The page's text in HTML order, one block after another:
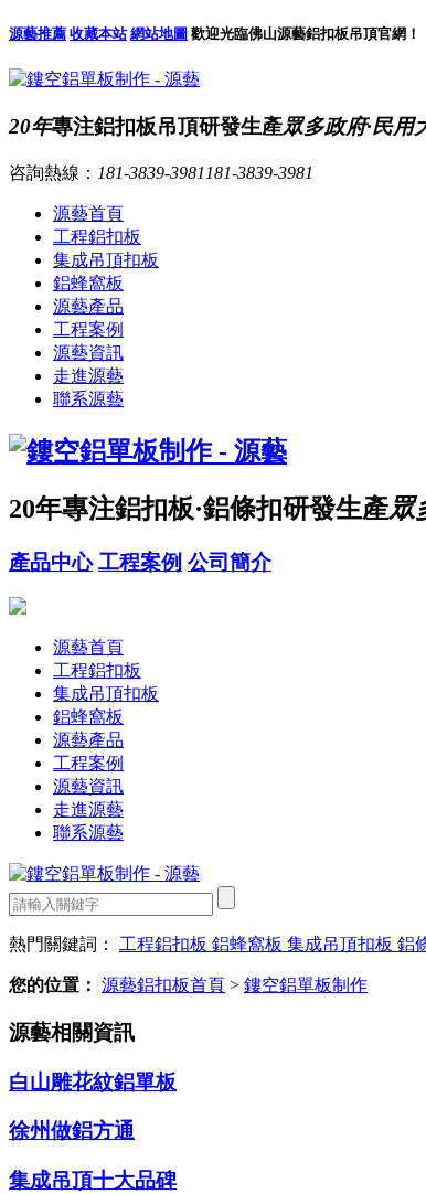
源藝推薦 收藏本站 網站地圖 歡迎光臨佛山源藝鋁扣板吊頂官網！
20年專注鋁扣板吊頂研發生產眾多政府·民用
咨詢熱線： 181-3839-3981 181-3839-3981
源藝首頁
工程鋁扣板
集成吊頂扣板
鋁蜂窩板
源藝產品
工程案例
源藝資訊
走進源藝
聯系源藝
20年專注鋁扣板·鋁條扣研發生產眾
產品中心 工程案例 公司簡介
源藝首頁
工程鋁扣板
集成吊頂扣板
鋁蜂窩板
源藝產品
工程案例
源藝資訊
走進源藝
聯系源藝
熱門關鍵詞： 工程鋁扣板 鋁蜂窩板 集成吊頂扣板 鋁
您的位置： 源藝鋁扣板首頁 > 鏤空鋁單板制作
源藝相關資訊
白山雕花紋鋁單板
徐州做鋁方通
集成吊頂十大品碑